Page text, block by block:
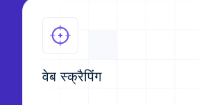
वेब स्क्रैपिंग